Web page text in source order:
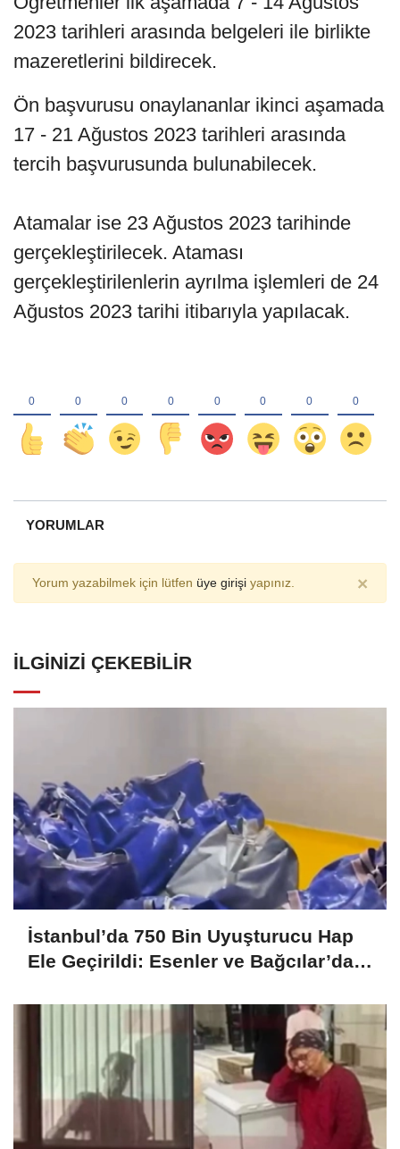
2023 tarihleri arasında belgeleri ile birlikte
mazeretlerini bildirecek.
Ön başvurusu onaylananlar ikinci aşamada
17 - 21 Ağustos 2023 tarihleri arasında
tercih başvurusunda bulunabilecek.
Atamalar ise 23 Ağustos 2023 tarihinde
gerçekleştirilecek. Ataması
gerçekleştirilenlerin ayrılma işlemleri de 24
Ağustos 2023 tarihi itibarıyla yapılacak.
YORUMLAR
Yorum yazabilmek için lütfen üye girişi yapınız. ×
İLGINIZI ÇEKEBILIR
İstanbul’da 750 Bin Uyuşturucu Hap
Ele Geçirildi: Esenler ve Bağcılar’da